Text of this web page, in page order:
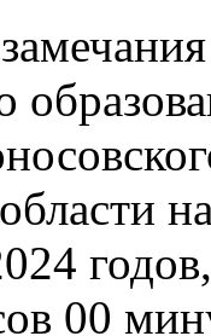
00